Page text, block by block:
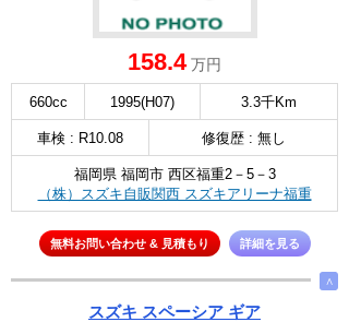
158.4万円
660cc 1995(H07) 3.3千Km
車検 : R10.08 修復歴 : 無し
福岡県 福岡市 西区福重2－5－3
（株）スズキ自販関西 スズキアリーナ福重
無料お問い合わせ & 見積もり 詳細を見る
∧
スズキ スペーシア ギア